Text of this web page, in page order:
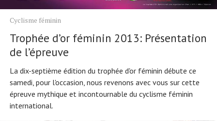
Cyclisme féminin
Trophée d’or féminin 2013: Présentation
de l’épreuve
La dix-septième édition du trophée d'or féminin débute ce
samedi, pour l'occasion, nous revenons avec vous sur cette
épreuve mythique et incontournable du cyclisme féminin
international.